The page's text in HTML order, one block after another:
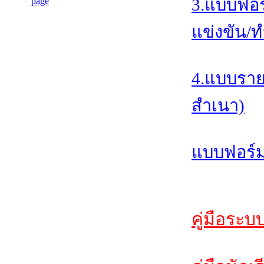
3.แบบฟอ
แข่งขัน/
4.แบบรา
สำเนา)
แบบฟอร์
คู่มือระบ